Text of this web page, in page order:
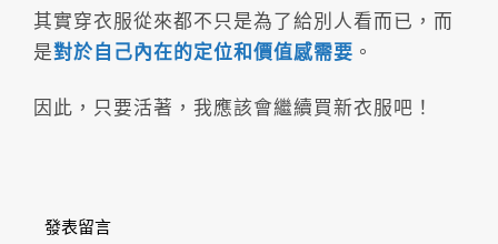
其實穿衣服從來都不只是為了給別人看而已，而
是對於自己內在的定位和價值感需要 。
因此，只要活著，我應該會繼續買新衣服吧！
發表留言